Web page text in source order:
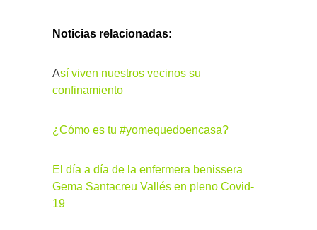
Noticias relacionadas:
Así viven nuestros vecinos su
confinamiento
¿Cómo es tu #yomequedoencasa?
El día a día de la enfermera benissera
Gema Santacreu Vallés en pleno Covid-
19